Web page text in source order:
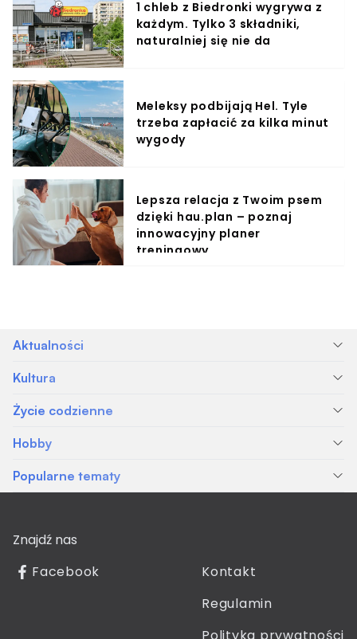
1 chleb z Biedronki wygrywa z
każdym. Tylko 3 składniki,
naturalniej się nie da
Meleksy podbijają Hel. Tyle
trzeba zapłacić za kilka minut
wygody
Lepsza relacja z Twoim psem
dzięki hau.plan – poznaj
innowacyjny planer
treningowy
Aktualności
Kultura
Życie codzienne
Hobby
Popularne tematy
Znajdź nas
Facebook
Kontakt
Regulamin
Polityka prywatności